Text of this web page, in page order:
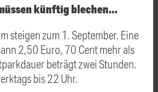
künftig blechen…
steigen zum 1. September. Eine
2,50 Euro, 70 Cent mehr als
beträgt zwei Stunden.
bis 22 Uhr.